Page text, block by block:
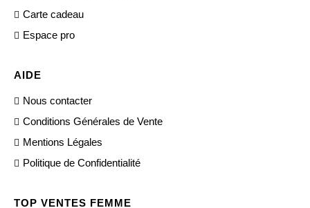
Carte cadeau
Espace pro
AIDE
Nous contacter
Conditions Générales de Vente
Mentions Légales
Politique de Confidentialité
TOP VENTES FEMME